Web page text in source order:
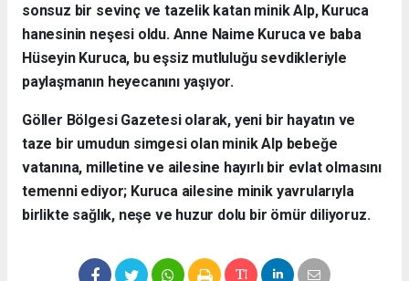
sonsuz bir sevinç ve tazelik katan minik Alp, Kuruca
hanesinin neşesi oldu. Anne Naime Kuruca ve baba
Hüseyin Kuruca, bu eşsiz mutluluğu sevdikleriyle
paylaşmanın heyecanını yaşıyor.
​Göller Bölgesi Gazetesi olarak, yeni bir hayatın ve
taze bir umudun simgesi olan minik Alp bebeğe
vatanına, milletine ve ailesine hayırlı bir evlat olmasını
temenni ediyor; Kuruca ailesine minik yavrularıyla
birlikte sağlık, neşe ve huzur dolu bir ömür diliyoruz.